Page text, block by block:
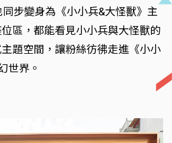
步變身為《小小兵&大怪獸》主
區，都能看見小小兵與大怪獸的
題空間，讓粉絲彷彿走進《小小
世界。